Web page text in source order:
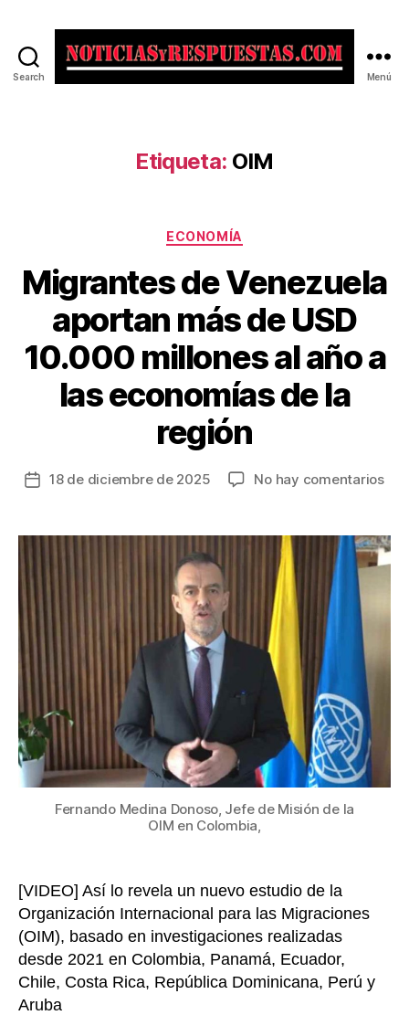
Search Menú
Etiqueta: OIM
Categorías
ECONOMÍA
Migrantes de Venezuela
aportan más de USD
10.000 millones al año a
las economías de la
región
Fecha
entrada
18 de diciembre de 2025 No hay comentariosen
Fernando Medina Donoso, Jefe de Misión de la
OIM en Colombia,
[VIDEO] Así lo revela un nuevo estudio de la
Organización Internacional para las Migraciones
(OIM), basado en investigaciones realizadas
desde 2021 en Colombia, Panamá, Ecuador,
Chile, Costa Rica, República Dominicana, Perú y
Aruba